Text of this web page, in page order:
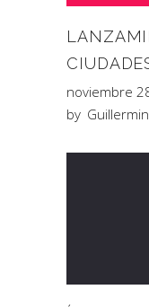
noviembre
by